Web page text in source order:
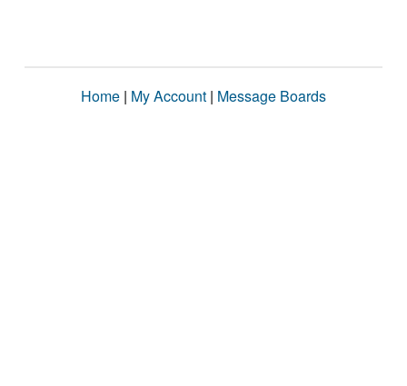
Home | My Account | Message Boards